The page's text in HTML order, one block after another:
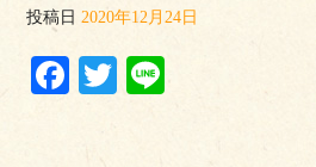
投稿日 2020年12月24日
Facebook
Twitter